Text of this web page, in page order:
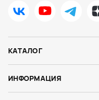
КАТАЛОГ
ИНФОРМАЦИЯ